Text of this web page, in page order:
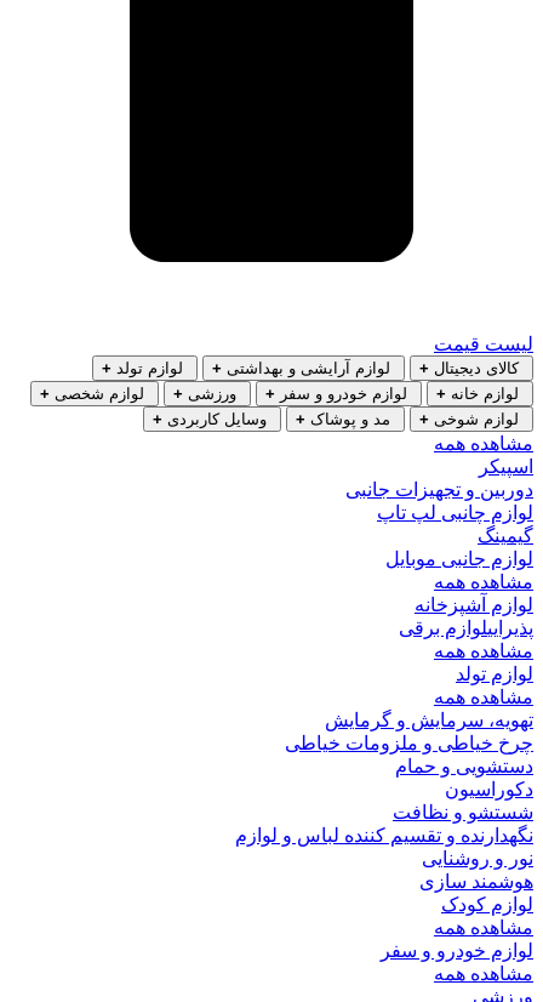
لیست قیمت
کالای دیجیتال + لوازم آرایشی و بهداشتی + لوازم تولد +
لوازم خانه + لوازم خودرو و سفر + ورزشی + لوازم شخصی +
لوازم شوخی + مد و پوشاک + وسایل کاربردی +
مشاهده همه
اسپیکر
دوربین و تجهیزات جانبی
لوازم چانبی لپ تاپ
گیمینگ
لوازم جانبی موبایل
مشاهده همه
لوازم آشپزخانه
پذیراییلوازم برقی
مشاهده همه
لوازم تولد
مشاهده همه
تهویه، سرمایش و گرمایش
چرخ خیاطی و ملزومات خیاطی
دستشویی و حمام
دکوراسیون
شستشو و نظافت
نگهدارنده و تقسیم کننده لباس و لوازم
نور و روشنایی
هوشمند سازی
لوازم کودک
مشاهده همه
لوازم خودرو و سفر
مشاهده همه
ورزشی